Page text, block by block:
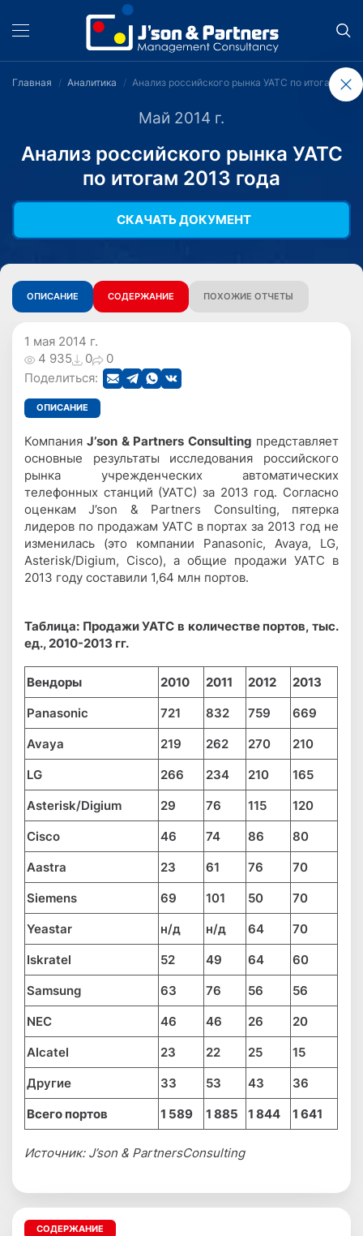
Главная Аналитика Анализ российского рынка УАТС по итогам
Май 2014 г.
Анализ российского рынка УАТС
по итогам 2013 года
СКАЧАТЬ ДОКУМЕНТ
ОПИСАНИЕ СОДЕРЖАНИЕ ПОХОЖИЕ ОТЧЕТЫ
1 мая 2014 г.
4 935
0
0
Поделиться:
ОПИСАНИЕ
КомпанияJ’son & Partners Consulting представляет
основные результаты исследования российского
рынка учрежденческих автоматических
телефонных станций (УАТС) за 2013 год. Согласно
оценкам J’son & Partners Consulting, пятерка
лидеров по продажам УАТС в портах за 2013 год не
изменилась (это компании Panasonic, Avaya, LG,
Asterisk/Digium, Cisco), а общие продажи УАТС в
2013 году составили 1,64 млн портов.
Таблица: Продажи УАТС в количестве портов, тыс.
ед., 2010-2013 гг.
Вендоры 2010 2011 2012
2013
Panasonic
721 832 759
669
Avaya
219 262 270
210
LG
266 234 210
165
Asterisk/Digium
29 76 115
120
Cisco
46 74 86
80
Aastra
23 61 76
70
Siemens
69 101 50
70
Yeastar
н/д н/д 64
70
Iskratel
52 49 64
60
Samsung
63 76 56
56
NEC
46 46 26
20
Alcatel
23 22 25
15
Другие
33 53 43
36
Всего портов
1 589 1 885 1 844 1 641
Источник: J’son & PartnersConsulting
СОДЕРЖАНИЕ